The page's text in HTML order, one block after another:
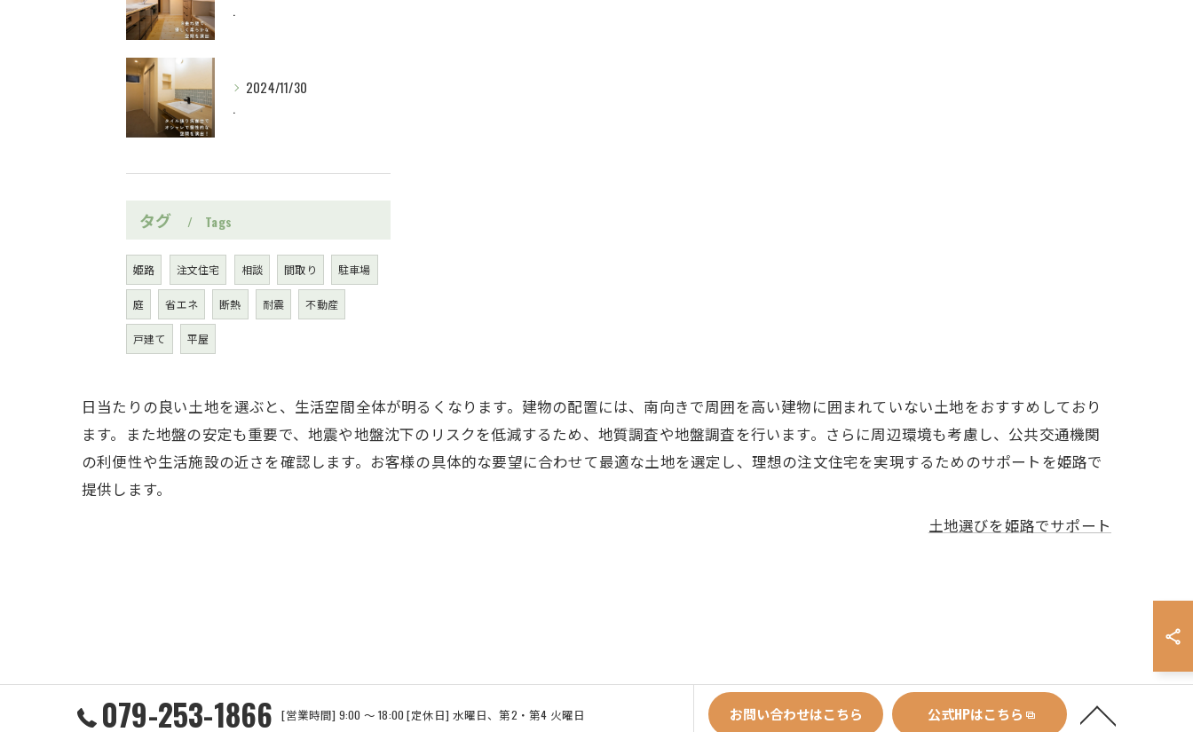
.
2024/11/30
.
タグ Tags
姫路 注文住宅 相談 間取り 駐車場
庭 省エネ 断熱 耐震 不動産
戸建て 平屋
日当たりの良い土地を選ぶと、生活空間全体が明るくなります。建物の配置には、南向きで周囲を高い建物に囲まれていない土地をおすすめしており
ます。また地盤の安定も重要で、地震や地盤沈下のリスクを低減するため、地質調査や地盤調査を行います。さらに周辺環境も考慮し、公共交通機関
の利便性や生活施設の近さを確認します。お客様の具体的な要望に合わせて最適な土地を選定し、理想の注文住宅を実現するためのサポートを姫路で
提供します。
土地選びを姫路でサポート
079-253-1866 [営業時間] 9:00 ～ 18:00 [定休日] 水曜日、第2・第4 火曜日 お問い合わせはこちら 公式HPはこちら